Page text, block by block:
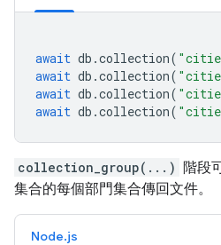
await db .collection(
await db .collection(
await db .collection(
await db .collection(
collection_group(...) 階段
集合的每個部門集合傳回文件。
Node.js